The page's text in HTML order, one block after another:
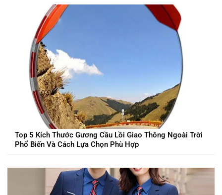
Top 5 Kích Thước Gương Cầu Lồi Giao Thông Ngoài Trời
Phổ Biến Và Cách Lựa Chọn Phù Hợp